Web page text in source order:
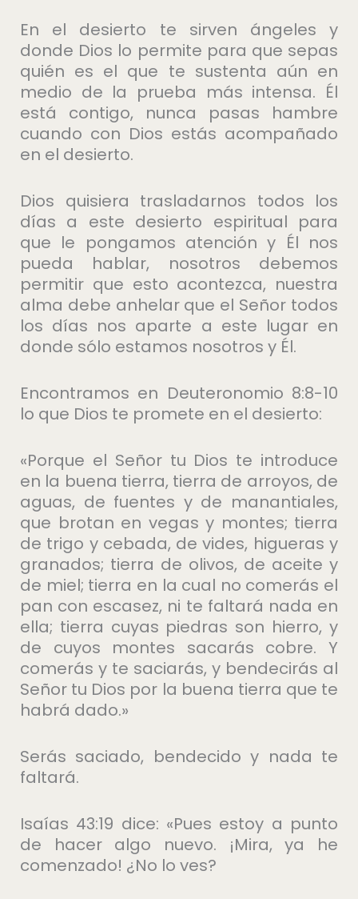
En el desierto te sirven ángeles y
donde Dios lo permite para que sepas
quién es el que te sustenta aún en
medio de la prueba más intensa. Él
está contigo, nunca pasas hambre
cuando con Dios estás acompañado
en el desierto.
Dios quisiera trasladarnos todos los
días a este desierto espiritual para
que le pongamos atención y Él nos
pueda hablar, nosotros debemos
permitir que esto acontezca, nuestra
alma debe anhelar que el Señor todos
los días nos aparte a este lugar en
donde sólo estamos nosotros y Él.
Encontramos en Deuteronomio 8:8-10
lo que Dios te promete en el desierto:
«Porque el Señor tu Dios te introduce
en la buena tierra, tierra de arroyos, de
aguas, de fuentes y de manantiales,
que brotan en vegas y montes; tierra
de trigo y cebada, de vides, higueras y
granados; tierra de olivos, de aceite y
de miel; tierra en la cual no comerás el
pan con escasez, ni te faltará nada en
ella; tierra cuyas piedras son hierro, y
de cuyos montes sacarás cobre. Y
comerás y te saciarás, y bendecirás al
Señor tu Dios por la buena tierra que te
habrá dado.»
Serás saciado, bendecido y nada te
faltará.
Isaías 43:19 dice: «Pues estoy a punto
de hacer algo nuevo. ¡Mira, ya he
comenzado! ¿No lo ves?